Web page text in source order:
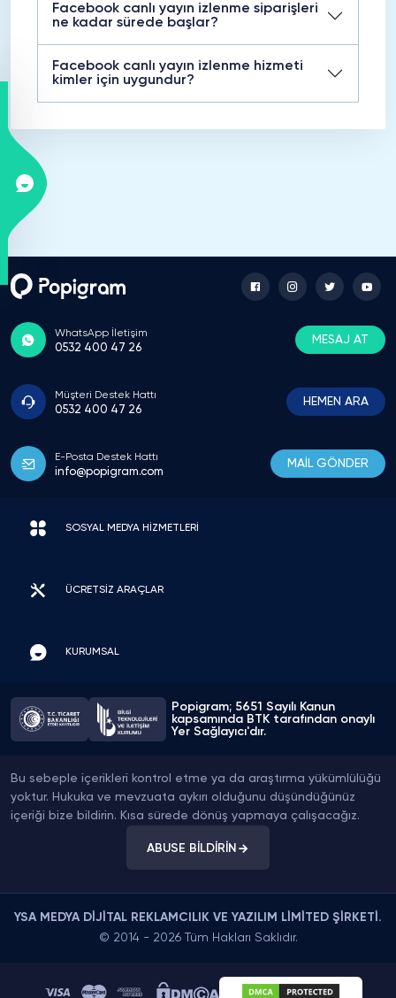
Facebook canlı yayın izlenme siparişleri
ne kadar sürede başlar?
Facebook canlı yayın izlenme hizmeti
kimler için uygundur?
WhatsApp İletişim
0532 400 47 26
MESAJ AT
Müşteri Destek Hattı
0532 400 47 26
HEMEN ARA
E-Posta Destek Hattı
info@popigram.com
MAİL GÖNDER
SOSYAL MEDYA HİZMETLERİ
ÜCRETSİZ ARAÇLAR
KURUMSAL
Popigram; 5651 Sayılı Kanun
kapsamında BTK tarafından onaylı
Yer Sağlayıcı'dır.
Bu sebeple içerikleri kontrol etme ya da araştırma yükümlülüğü
yoktur. Hukuka ve mevzuata aykırı olduğunu düşündüğünüz
içeriği bize bildirin. Kısa sürede dönüş yapmaya çalışacağız.
ABUSE BİLDİRİN
YSA MEDYA DİJİTAL REKLAMCILIK VE YAZILIM LİMİTED ŞİRKETİ.
© 2014 - 2026 Tüm Hakları Saklıdır.